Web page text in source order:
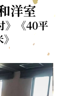
洋室
》《40平